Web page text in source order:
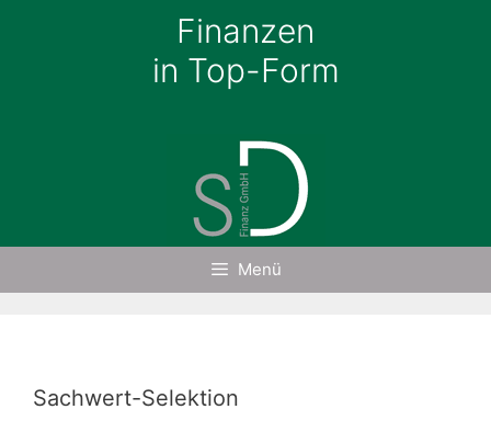
Finanzen
in Top-Form
Menü
Sachwert-Selektion